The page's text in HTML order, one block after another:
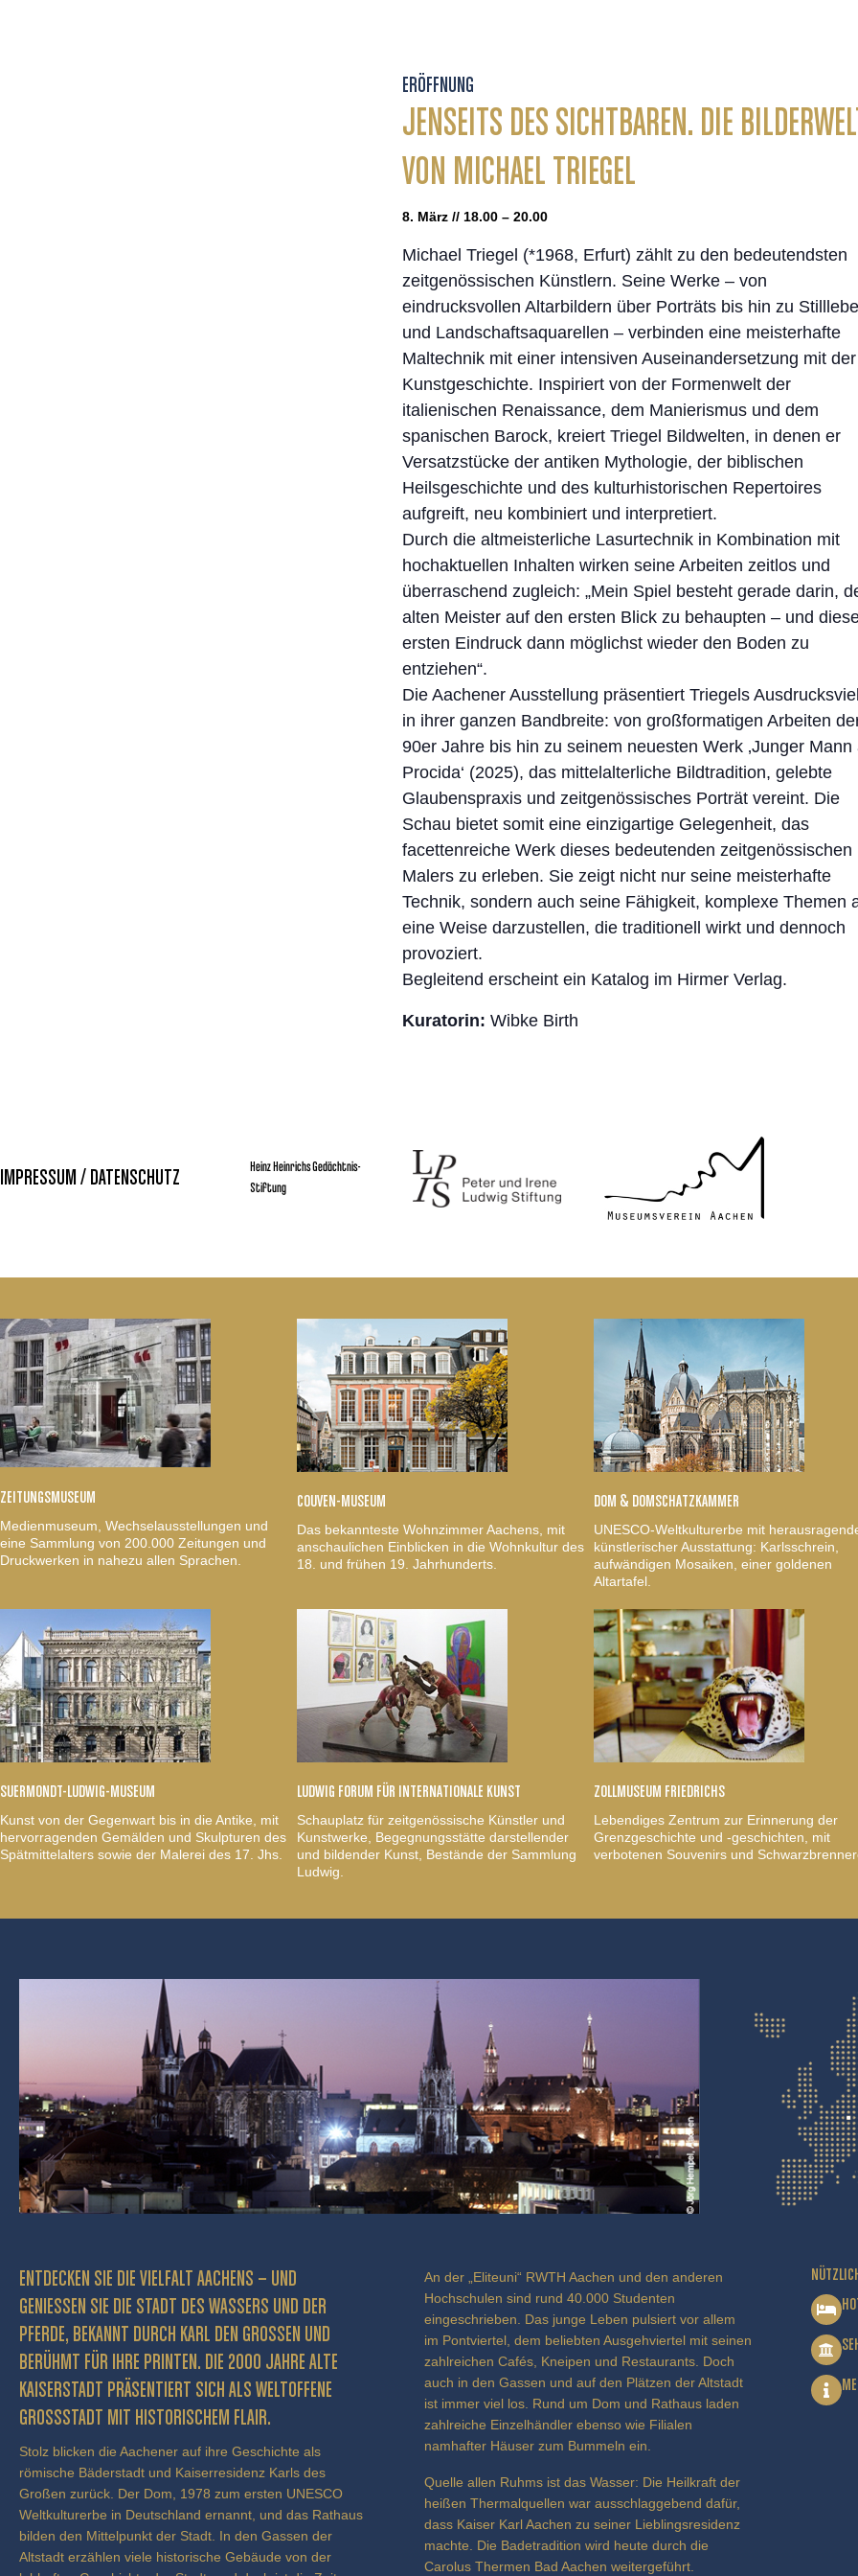
ERÖFFNUNG
JENSEITS DES SICHTBAREN. DIE
VON MICHAEL TRIEGEL
8. März // 18.00 – 20.00
Michael Triegel (*1968, Erfurt) zählt zu den bedeutendsten
zeitgenössischen Künstlern. Seine Werke – von
eindrucksvollen Altarbildern über Porträts bis hin zu
und Landschaftsaquarellen – verbinden eine meisterhafte
Maltechnik mit einer intensiven Auseinandersetzung mit der
Kunstgeschichte. Inspiriert von der Formenwelt der
italienischen Renaissance, dem Manierismus und dem
spanischen Barock, kreiert Triegel Bildwelten, in denen er
Versatzstücke der antiken Mythologie, der biblischen
Heilsgeschichte und des kulturhistorischen Repertoires
aufgreift, neu kombiniert und interpretiert.
Durch die altmeisterliche Lasurtechnik in Kombination mit
hochaktuellen Inhalten wirken seine Arbeiten zeitlos und
überraschend zugleich: „Mein Spiel besteht gerade darin,
alten Meister auf den ersten Blick zu behaupten – und
ersten Eindruck dann möglichst wieder den Boden zu
entziehen“.
Die Aachener Ausstellung präsentiert Triegels
in ihrer ganzen Bandbreite: von großformatigen Arbeiten
90er Jahre bis hin zu seinem neuesten Werk ‚Junger Mann
Procida‘ (2025), das mittelalterliche Bildtradition, gelebte
Glaubenspraxis und zeitgenössisches Porträt vereint. Die
Schau bietet somit eine einzigartige Gelegenheit, das
facettenreiche Werk dieses bedeutenden zeitgenössischen
Malers zu erleben. Sie zeigt nicht nur seine meisterhafte
Technik, sondern auch seine Fähigkeit, komplexe Themen
eine Weise darzustellen, die traditionell wirkt und dennoch
provoziert.
Begleitend erscheint ein Katalog im Hirmer Verlag.
Kuratorin: Wibke Birth
IMPRESSUM / DATENSCHUTZ
Heinz Heinrichs Gedächtnis-
Stiftung
ZEITUNGSMUSEUM
Medienmuseum, Wechselausstellungen und
eine Sammlung von 200.000 Zeitungen und
Druckwerken in nahezu allen Sprachen.
COUVEN-MUSEUM
Das bekannteste Wohnzimmer Aachens, mit
anschaulichen Einblicken in die Wohnkultur des
18. und frühen 19. Jahrhunderts.
DOM & DOMSCHATZKAMMER
UNESCO-Weltkulturerbe mit
künstlerischer Ausstattung: Karlsschrein,
aufwändigen Mosaiken, einer goldenen
Altartafel.
SUERMONDT-LUDWIG-MUSEUM
Kunst von der Gegenwart bis in die Antike, mit
hervorragenden Gemälden und Skulpturen des
Spätmittelalters sowie der Malerei des 17. Jhs.
LUDWIG FORUM FÜR INTERNATIONALE KUNST
Schauplatz für zeitgenössische Künstler und
Kunstwerke, Begegnungsstätte darstellender
und bildender Kunst, Bestände der Sammlung
Ludwig.
ZOLLMUSEUM FRIEDRICHS
Lebendiges Zentrum zur Erinnerung der
Grenzgeschichte und -geschichten, mit
verbotenen Souvenirs und
ENTDECKEN SIE DIE VIELFALT AACHENS – UND
GENIESSEN SIE DIE STADT DES WASSERS UND DER P
FERDE, BEKANNT DURCH KARL DEN GROSSEN UND BE
RÜHMT FÜR IHRE PRINTEN. DIE 2000 JAHRE ALTE KA
ISERSTADT PRÄSENTIERT SICH ALS WELTOFFENE GR
OSSSTADT MIT HISTORISCHEM FLAIR.
Stolz blicken die Aachener auf ihre Geschichte als
römische Bäderstadt und Kaiserresidenz Karls des
Großen zurück. Der Dom, 1978 zum ersten UNESCO
Weltkulturerbe in Deutschland ernannt, und das Rathaus
bilden den Mittelpunkt der Stadt. In den Gassen der
Altstadt erzählen viele historische Gebäude von der
An der „Eliteuni“ RWTH Aachen und den anderen
Hochschulen sind rund 40.000 Studenten
eingeschrieben. Das junge Leben pulsiert vor allem
im Pontviertel, dem beliebten Ausgehviertel mit seinen
zahlreichen Cafés, Kneipen und Restaurants. Doch
auch in den Gassen und auf den Plätzen der Altstadt
ist immer viel los. Rund um Dom und Rathaus laden
zahlreiche Einzelhändler ebenso wie Filialen
namhafter Häuser zum Bummeln ein.
Quelle allen Ruhms ist das Wasser: Die Heilkraft der
heißen Thermalquellen war ausschlaggebend dafür,
dass Kaiser Karl Aachen zu seiner Lieblingsresidenz
machte. Die Badetradition wird heute durch die
Carolus Thermen Bad Aachen weitergeführt.